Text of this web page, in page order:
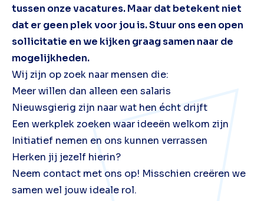
tussen onze vacatures. Maar dat betekent niet
dat er geen plek voor jou is. Stuur ons een open
sollicitatie en we kijken graag samen naar de
mogelijkheden.
Wij zijn op zoek naar mensen die:
Meer willen dan alleen een salaris
Nieuwsgierig zijn naar wat hen écht drijft
Een werkplek zoeken waar ideeën welkom zijn
Initiatief nemen en ons kunnen verrassen
Herken jij jezelf hierin?
Neem contact met ons op! Misschien creëren we
samen wel jouw ideale rol.